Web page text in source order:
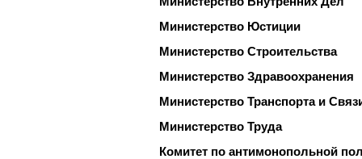
Министерство Юстиции
Министерство Строительства
Министерство Здравоохранения
Министерство Транспорта и
Министерство Труда
Комитет по антимонопольной